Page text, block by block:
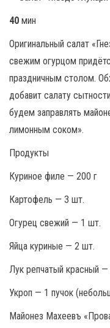
40 мин
Оригинальный салат
свежим огурцом
праздничным столом.
добавит салату
будем заправлять
лимонным соком».
Продукты
Куриное филе — 200 г
Картофель — 3 шт.
Огурец свежий — 1 шт.
Яйца куриные — 2 шт.
Лук репчатый красный
Укроп — 1 пучок
Майонез Махеевъ